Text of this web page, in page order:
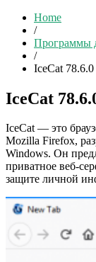
Home
/
Программы
/
IceCat 78.6.0
IceCat
IceCat — это
Mozilla Firefox,
Windows. Он
приватное веб-
защите личной